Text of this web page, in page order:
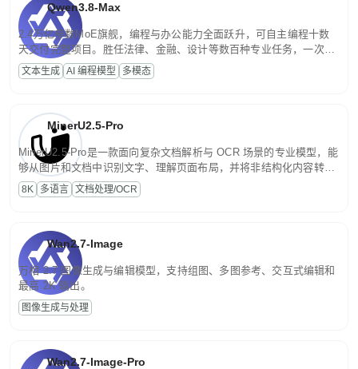
Qwen3.8-Max
2.4万亿参数MoE旗舰，编程与办公能力全面跃升，可自主编程十数
天交付完整项目。胜任法律、金融、设计等数百种专业任务，一次对
话端到端交付生产级成果。原生视觉理解贯穿规划、执行与验证全流
程，支持超长文档与长视频的深度语义解析。长程任务中自主规划与
文本生成 AI 编程模型 多模态
MinerU2.5-Pro
MinerU2.5-Pro是一款面向复杂文档解析与 OCR 场景的专业模型，能
够从图片和文档中识别文字、理解页面布局，并将非结构化内容转换
为便于存储、检索和二次处理的结构化结果。
8K 多语言 文档处理/OCR
Wan2.7-Image
万相 2.7 图像生成与编辑模型，支持组图、多图参考、交互式编辑和
最高 2K 输出。
图像生成与处理
Wan2.7-Image-Pro